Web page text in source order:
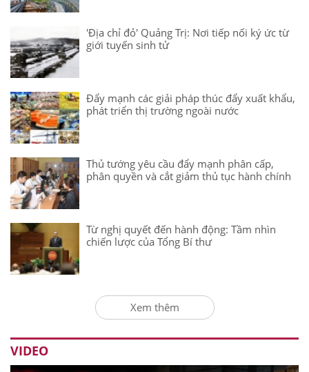
'Địa chỉ đỏ' Quảng Trị: Nơi tiếp nối ký ức từ
giới tuyến sinh tử
Đẩy mạnh các giải pháp thúc đẩy xuất khẩu,
phát triển thị trường ngoài nước
Thủ tướng yêu cầu đẩy mạnh phân cấp,
phân quyền và cắt giảm thủ tục hành chính
Từ nghị quyết đến hành động: Tầm nhìn
chiến lược của Tổng Bí thư
Xem thêm
VIDEO